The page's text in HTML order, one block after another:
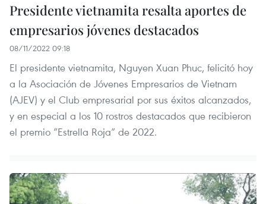
Presidente vietnamita resalta aportes de
empresarios jóvenes destacados
08/11/2022 09:18
El presidente vietnamita, Nguyen Xuan Phuc, felicitó hoy
a la Asociación de Jóvenes Empresarios de Vietnam
(AJEV) y el Club empresarial por sus éxitos alcanzados,
y en especial a los 10 rostros destacados que recibieron
el premio “Estrella Roja” de 2022.